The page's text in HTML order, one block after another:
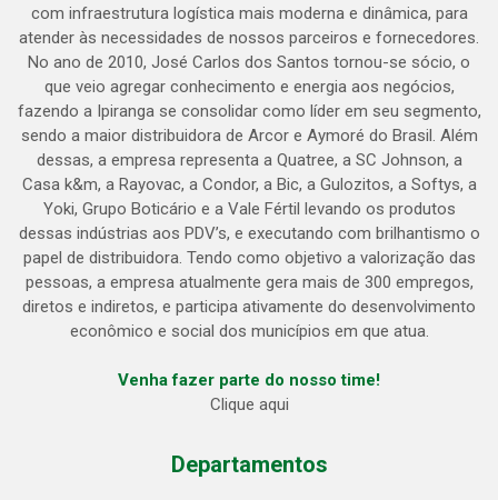
com infraestrutura logística mais moderna e dinâmica, para
atender às necessidades de nossos parceiros e fornecedores.
No ano de 2010, José Carlos dos Santos tornou-se sócio, o
que veio agregar conhecimento e energia aos negócios,
fazendo a Ipiranga se consolidar como líder em seu segmento,
sendo a maior distribuidora de Arcor e Aymoré do Brasil. Além
dessas, a empresa representa a Quatree, a SC Johnson, a
Casa k&m, a Rayovac, a Condor, a Bic, a Gulozitos, a Softys, a
Yoki, Grupo Boticário e a Vale Fértil levando os produtos
dessas indústrias aos PDV’s, e executando com brilhantismo o
papel de distribuidora. Tendo como objetivo a valorização das
pessoas, a empresa atualmente gera mais de 300 empregos,
diretos e indiretos, e participa ativamente do desenvolvimento
econômico e social dos municípios em que atua.
Venha fazer parte do nosso time!
Clique aqui
Departamentos